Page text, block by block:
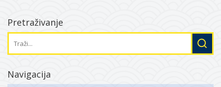
Pretraživanje
Navigacija